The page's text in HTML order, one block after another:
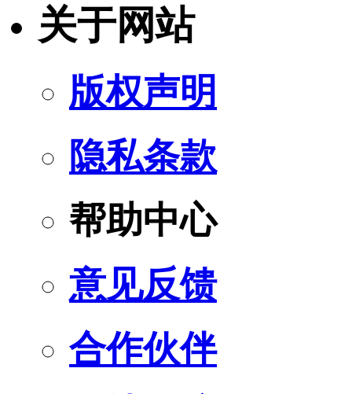
关于网站
版权声明
隐私条款
帮助中心
意见反馈
合作伙伴